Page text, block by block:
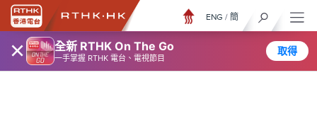
× 全新 RTHK On The Go
一手掌握 RTHK 電台、電視節目
取得
ENG / 簡